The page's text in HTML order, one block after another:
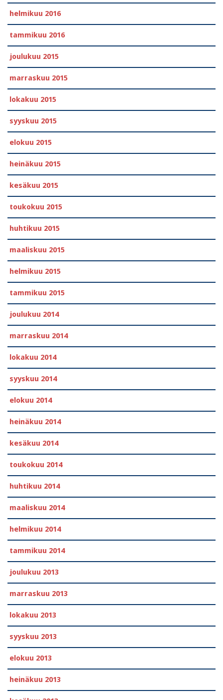
helmikuu 2016
tammikuu 2016
joulukuu 2015
marraskuu 2015
lokakuu 2015
syyskuu 2015
elokuu 2015
heinäkuu 2015
kesäkuu 2015
toukokuu 2015
huhtikuu 2015
maaliskuu 2015
helmikuu 2015
tammikuu 2015
joulukuu 2014
marraskuu 2014
lokakuu 2014
syyskuu 2014
elokuu 2014
heinäkuu 2014
kesäkuu 2014
toukokuu 2014
huhtikuu 2014
maaliskuu 2014
helmikuu 2014
tammikuu 2014
joulukuu 2013
marraskuu 2013
lokakuu 2013
syyskuu 2013
elokuu 2013
heinäkuu 2013